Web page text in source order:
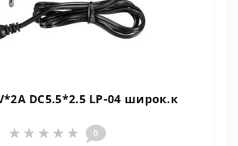
DC5.5*2.5 LP-04 широк.к
0